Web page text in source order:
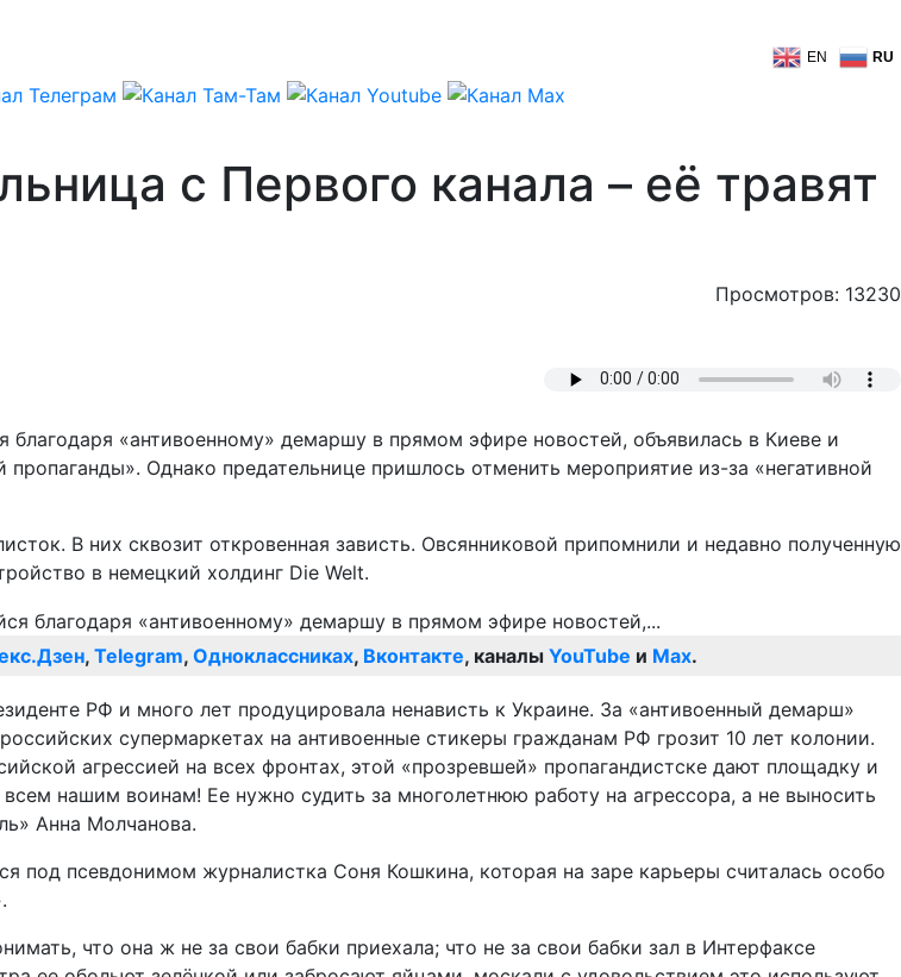
EN RU
с Первого канала – её травят
Просмотров: 13230
«антивоенному» демаршу в прямом эфире новостей, объявилась в Киеве и
Однако предательнице пришлось отменить мероприятие из-за «негативной
В них сквозит откровенная зависть. Овсянниковой припомнили и недавно полученную
в немецкий холдинг Die Welt.
, Telegram, Одноклассниках, Вконтакте, каналы YouTube и Max.
РФ и много лет продуцировала ненависть к Украине. За «антивоенный демарш»
супермаркетах на антивоенные стикеры гражданам РФ грозит 10 лет колонии.
агрессией на всех фронтах, этой «прозревшей» пропагандистске дают площадку и
нашим воинам! Ее нужно судить за многолетнюю работу на агрессора, а не выносить
Анна Молчанова.
под псевдонимом журналистка Соня Кошкина, которая на заре карьеры считалась особо
что она ж не за свои бабки приехала; что не за свои бабки зал в Интерфаксе